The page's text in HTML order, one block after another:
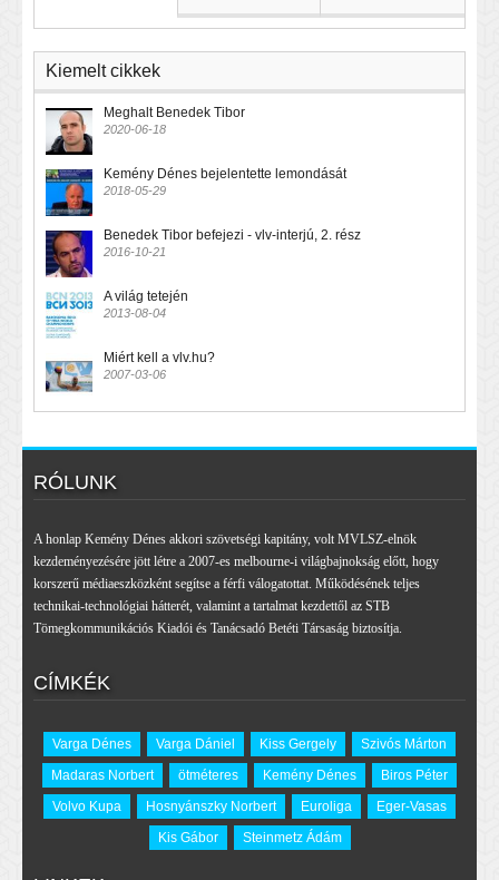
Kiemelt cikkek
Meghalt Benedek Tibor
2020-06-18
Kemény Dénes bejelentette lemondását
2018-05-29
Benedek Tibor befejezi - vlv-interjú, 2. rész
2016-10-21
A világ tetején
2013-08-04
Miért kell a vlv.hu?
2007-03-06
RÓLUNK
A honlap Kemény Dénes akkori szövetségi kapitány, volt MVLSZ-elnök
kezdeményezésére jött létre a 2007-es melbourne-i világbajnokság előtt, hogy
korszerű médiaeszközként segítse a férfi válogatottat. Működésének teljes
technikai-technológiai hátterét, valamint a tartalmat kezdettől az STB
Tömegkommunikációs Kiadói és Tanácsadó Betéti Társaság biztosítja.
CÍMKÉK
Varga Dénes Varga Dániel Kiss Gergely
Szivós Márton
Madaras Norbert
ötméteres Kemény Dénes
Biros Péter
Volvo Kupa
Hosnyánszky Norbert Euroliga
Eger-Vasas
Kis Gábor
Steinmetz Ádám